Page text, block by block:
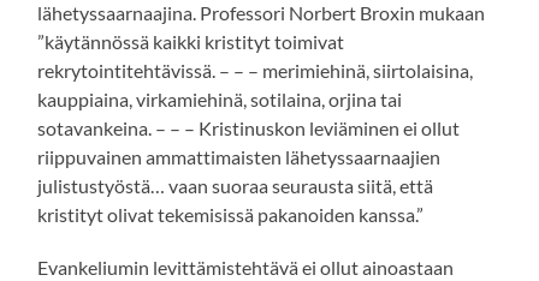
lähetyssaarnaajina. Professori Norbert Broxin mukaan
”käytännössä kaikki kristityt toimivat
rekrytointitehtävissä. – – – merimiehinä, siirtolaisina,
kauppiaina, virkamiehinä, sotilaina, orjina tai
sotavankeina. – – – Kristinuskon leviäminen ei ollut
riippuvainen ammattimaisten lähetyssaarnaajien
julistustyöstä… vaan suoraa seurausta siitä, että
kristityt olivat tekemisissä pakanoiden kanssa.”
Evankeliumin levittämistehtävä ei ollut ainoastaan